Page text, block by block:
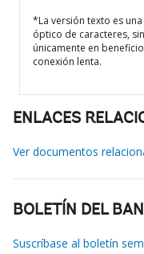
*La versión texto es
óptico de caracteres,
únicamente en
conexión lenta.
ENLACES
Ver documentos
BOLETÍN DEL
Suscríbase al boletín